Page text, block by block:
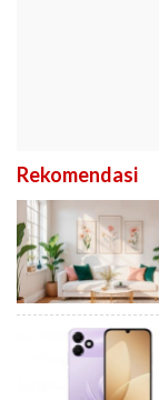
Rekomendasi